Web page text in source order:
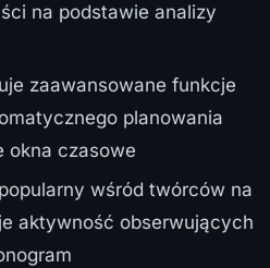
na podstawie analizy
zaawansowane funkcje
planowania
okna czasowe
wśród twórców na
aktywność obserwujących